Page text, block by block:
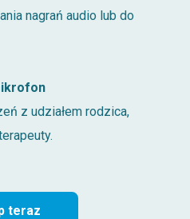
nagrań audio lub do
z udziałem rodzica,
teraz